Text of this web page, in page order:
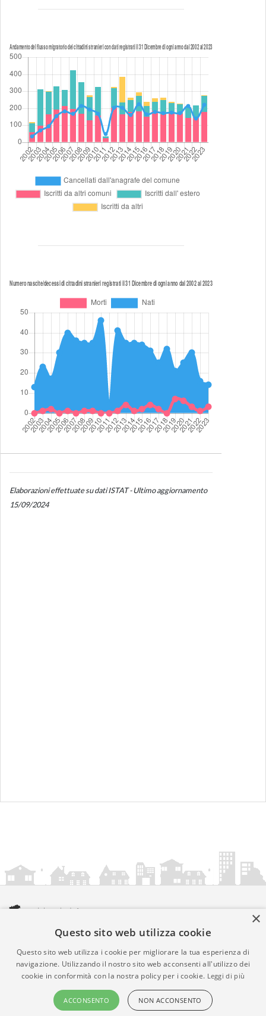
Elaborazioni effettuate su dati ISTAT - Ultimo aggiornamento
15/09/2024
amministrazionicomunali.it è una iniziativa diartemedia.it
© Copyright MMXXIV - P.IVA 05400000724
Informazioni sul servizio |Informativa Privacy| Informativa
Cookies • Time 0.0125
×
Questo sito web utilizza cookie
Questo sito web utilizza i cookie per migliorare la tua esperienza di
navigazione. Utilizzando il nostro sito web acconsenti all'utilizzo dei
cookie in conformità con la nostra policy per i cookie. Leggi di più
ACCONSENTO NON ACCONSENTO